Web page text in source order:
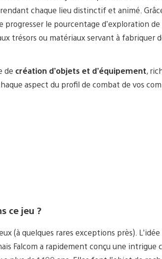
chaque lieu distinctif et animé.
le pourcentage d’exploration de
trésors ou matériaux servant à fabriquer
de création d’objets et d’équipement,
aspect du profil de combat de vos
ce jeu ?
(à quelques rares exceptions près).
Falcom a rapidement conçu une intrigue